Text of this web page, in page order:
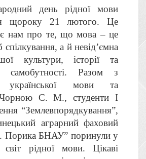
день рідної мови
щороку 21 лютого. Це
нам про те, що мова – це
спілкування, а й невід’ємна
культури, історії та
самобутності. Разом з
української мови та
Чорною С. М., студенти І
“Землевпорядкування”,
аграрний фаховий
Порика БНАУ” поринули у
рідної мови. Цікаві